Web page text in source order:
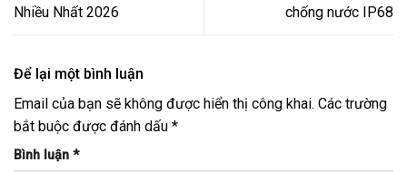
Nhiều Nhất 2026
chống nước IP68
Để lại một bình luận
Email của bạn sẽ không được hiển thị công khai. Các trường
bắt buộc được đánh dấu *
Bình luận *